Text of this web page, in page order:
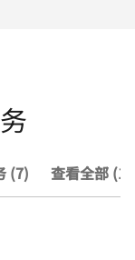
(7) 查看全部